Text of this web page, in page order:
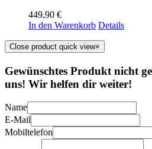
449,90 €
In den Warenkorb Details
Close product quick view×
Gewünschtes Produkt nicht
uns! Wir helfen dir weiter!
Name
E-Mail
Mobiltelefon